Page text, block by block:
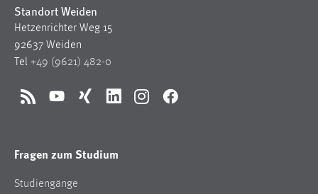
Standort Weiden
Hetzenrichter Weg 15
92637 Weiden
Tel +49 (9621) 482-0
RSS YouTubeXing LinkedInInstagramFacebook
Fragen zum Studium
Studiengänge
Zweck:
Conversion-Tracking
Cookie Laufzeit:
_fbp
Anbieter: